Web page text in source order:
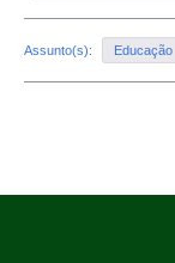
Assunto(s): Educação